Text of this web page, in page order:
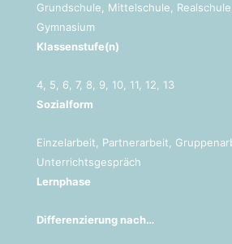
Grundschule, Mittelschule, Realschule,
Gymnasium
Klassenstufe(n)
4, 5, 6, 7, 8, 9, 10, 11, 12, 13
Sozialform
Einzelarbeit, Partnerarbeit,
Unterrichtsgespräch
Lernphase
Differenzierung nach…